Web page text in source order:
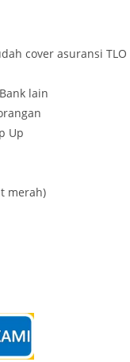
cover asuransi TLO
lain
Up
merah)